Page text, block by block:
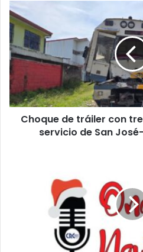
Choque
de
tráiler
con
tren
obliga
a
suspender
servicio
Choque de tráiler con
servicio de San